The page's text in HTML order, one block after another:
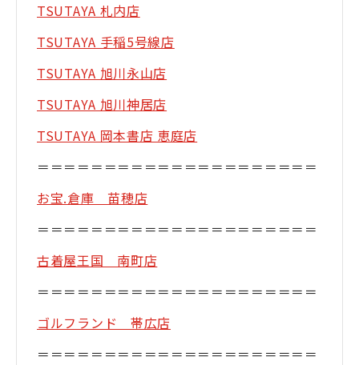
TSUTAYA 札内店
TSUTAYA 手稲5号線店
TSUTAYA 旭川永山店
TSUTAYA 旭川神居店
TSUTAYA 岡本書店 恵庭店
＝＝＝＝＝＝＝＝＝＝＝＝＝＝＝＝＝＝＝＝＝
お宝.倉庫 苗穂店
＝＝＝＝＝＝＝＝＝＝＝＝＝＝＝＝＝＝＝＝＝
古着屋王国 南町店
＝＝＝＝＝＝＝＝＝＝＝＝＝＝＝＝＝＝＝＝＝
ゴルフランド 帯広店
＝＝＝＝＝＝＝＝＝＝＝＝＝＝＝＝＝＝＝＝＝